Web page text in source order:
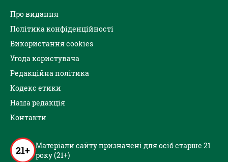
Про видання
Політика конфіденційності
Використання cookies
Угода користувача
Редакційна політика
Кодекс етики
Наша редакція
Контакти
21+ Матеріали сайту призначені для осіб старше 21
року (21+)